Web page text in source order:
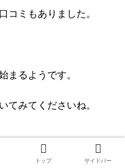
コミもありました。
まるようです。
てみてくださいね。
ラで買える
トップ サイドバー